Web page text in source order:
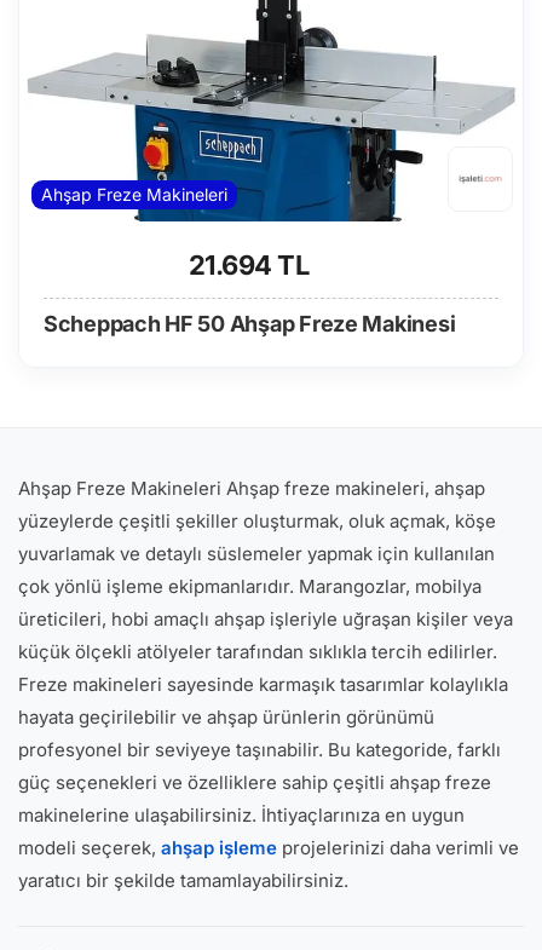
Ahşap Freze Makineleri
21.694 TL
Scheppach HF 50 Ahşap Freze Makinesi
Ahşap Freze Makineleri Ahşap freze makineleri, ahşap
yüzeylerde çeşitli şekiller oluşturmak, oluk açmak, köşe
yuvarlamak ve detaylı süslemeler yapmak için kullanılan
çok yönlü işleme ekipmanlarıdır. Marangozlar, mobilya
üreticileri, hobi amaçlı ahşap işleriyle uğraşan kişiler veya
küçük ölçekli atölyeler tarafından sıklıkla tercih edilirler.
Freze makineleri sayesinde karmaşık tasarımlar kolaylıkla
hayata geçirilebilir ve ahşap ürünlerin görünümü
profesyonel bir seviyeye taşınabilir. Bu kategoride, farklı
güç seçenekleri ve özelliklere sahip çeşitli ahşap freze
makinelerine ulaşabilirsiniz. İhtiyaçlarınıza en uygun
modeli seçerek, ahşap işleme projelerinizi daha verimli ve
yaratıcı bir şekilde tamamlayabilirsiniz.